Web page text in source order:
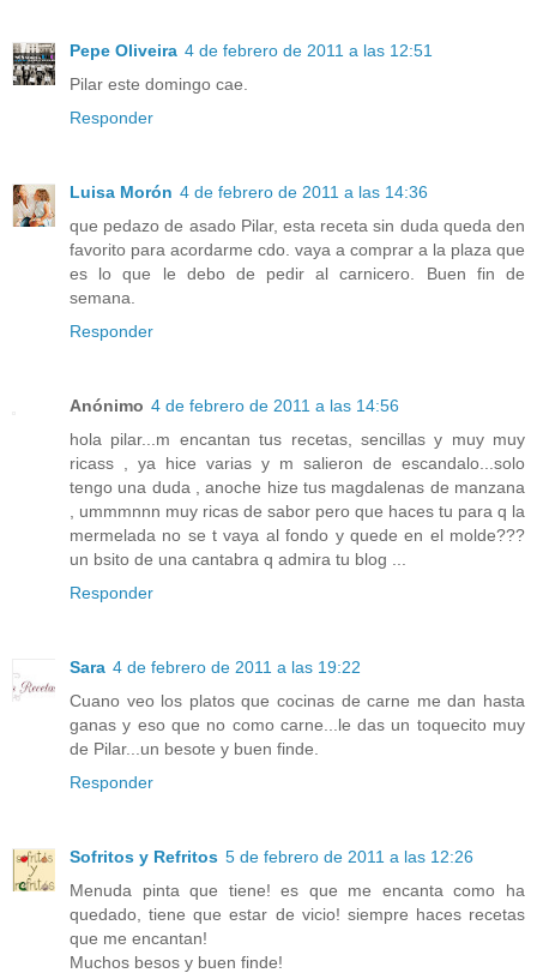
Pepe Oliveira 4 de febrero de 2011 a las 12:51
Pilar este domingo cae.
Responder
Luisa Morón 4 de febrero de 2011 a las 14:36
que pedazo de asado Pilar, esta receta sin duda queda den
favorito para acordarme cdo. vaya a comprar a la plaza que
es lo que le debo de pedir al carnicero. Buen fin de
semana.
Responder
Anónimo 4 de febrero de 2011 a las 14:56
hola pilar...m encantan tus recetas, sencillas y muy muy
ricass , ya hice varias y m salieron de escandalo...solo
tengo una duda , anoche hize tus magdalenas de manzana
, ummmnnn muy ricas de sabor pero que haces tu para q la
mermelada no se t vaya al fondo y quede en el molde???
un bsito de una cantabra q admira tu blog ...
Responder
Sara 4 de febrero de 2011 a las 19:22
Cuano veo los platos que cocinas de carne me dan hasta
ganas y eso que no como carne...le das un toquecito muy
de Pilar...un besote y buen finde.
Responder
Sofritos y Refritos 5 de febrero de 2011 a las 12:26
Menuda pinta que tiene! es que me encanta como ha
quedado, tiene que estar de vicio! siempre haces recetas
que me encantan!
Muchos besos y buen finde!